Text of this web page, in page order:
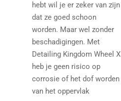
hebt wil je er zeker van zijn
dat ze goed schoon
worden. Maar wel zonder
beschadigingen. Met
Detailing Kingdom Wheel X
heb je geen risico op
corrosie of het dof worden
van het oppervlak